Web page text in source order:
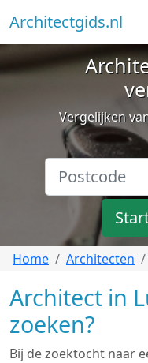
Architectgids.nl
Vergelijken
Home Architecten
Architect in
zoeken?
Bij de zoektocht naar